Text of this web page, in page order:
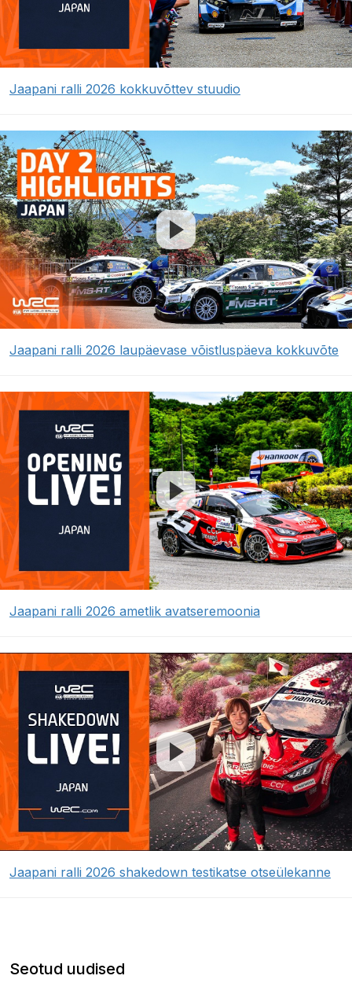
Jaapani ralli 2026 kokkuvõttev stuudio
Jaapani ralli 2026 laupäevase võistluspäeva kokkuvõte
Jaapani ralli 2026 ametlik avatseremoonia
Jaapani ralli 2026 shakedown testikatse otseülekanne
Seotud uudised